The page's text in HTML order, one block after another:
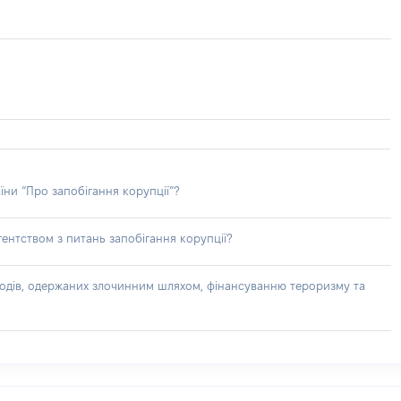
“Про запобігання корупції”?
з питань запобігання корупції?
одержаних злочинним шляхом, фінансуванню тероризму та